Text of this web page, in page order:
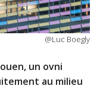
@Luc Boegly
un ovni
au milieu